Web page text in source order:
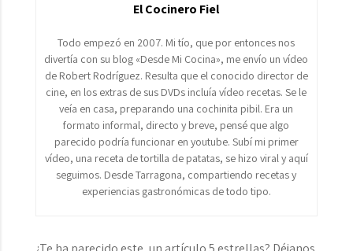
El Cocinero Fiel
Todo empezó en 2007. Mi tío, que por entonces nos
divertía con su blog «Desde Mi Cocina», me envío un vídeo
de Robert Rodríguez. Resulta que el conocido director de
cine, en los extras de sus DVDs incluía vídeo recetas. Se le
veía en casa, preparando una cochinita pibil. Era un
formato informal, directo y breve, pensé que algo
parecido podría funcionar en youtube. Subí mi primer
vídeo, una receta de tortilla de patatas, se hizo viral y aquí
seguimos. Desde Tarragona, compartiendo recetas y
experiencias gastronómicas de todo tipo.